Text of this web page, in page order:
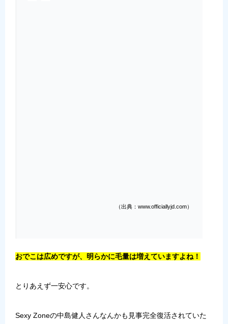
（出典：www.officiallyjd.com）
おでこは広めですが、明らかに毛量は増えていますよね！
とりあえず一安心です。
Sexy Zoneの中島健人さんなんかも見事完全復活されていた